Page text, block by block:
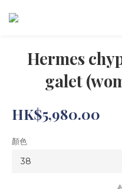
Hermes
galet
HK$5,980.00
顏色